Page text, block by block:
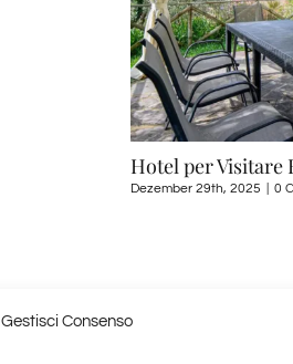
Gestisci Consenso
Hotel per Visitare
Dezember 29th, 2025 0